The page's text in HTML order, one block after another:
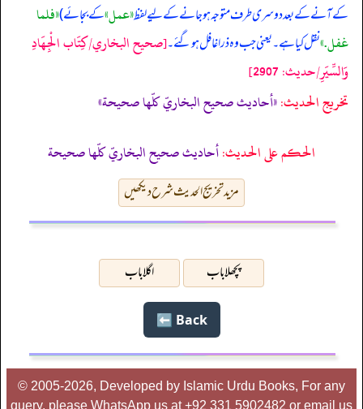
کے آنے کے بعد دوسری طرف متوجہ ہو جانے کے لیے لفظ«عمل»کے بجائے)«فلما
غفل‏.‏»نقل کیا ہے۔ یعنی جب وہ ذرا غافل ہو گئے۔[صحيح البخاري/كِتَاب الْجِهَادِ
وَالسِّيَرِ/حدیث: 2907]
تخریج الحدیث:«أحاديث صحيح البخاريّ كلّها صحيحة»
الحكم على الحديث:أحاديث صحيح البخاريّ كلّها صحيحة
مزید تخریج الحدیث شرح دیکھیں
پچھلا باب اگلا باب
Back ⬅️
© 2005-2026, Developed by Islamic Urdu Books, For any
query, please WhatsApp us at +92 331 5902482 or email us